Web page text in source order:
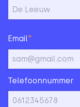
Email*
Telefoonnummer